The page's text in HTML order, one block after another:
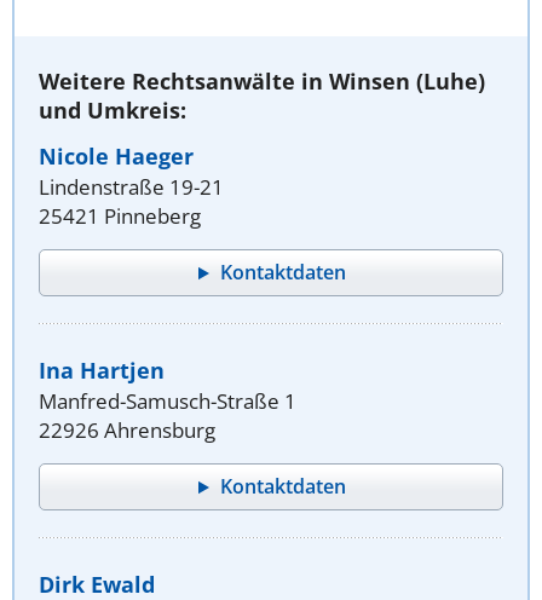
Weitere Rechtsanwälte in Winsen (Luhe)
und Umkreis:
Nicole Haeger
Lindenstraße 19-21
25421 Pinneberg
Kontaktdaten
Ina Hartjen
Manfred-Samusch-Straße 1
22926 Ahrensburg
Kontaktdaten
Dirk Ewald